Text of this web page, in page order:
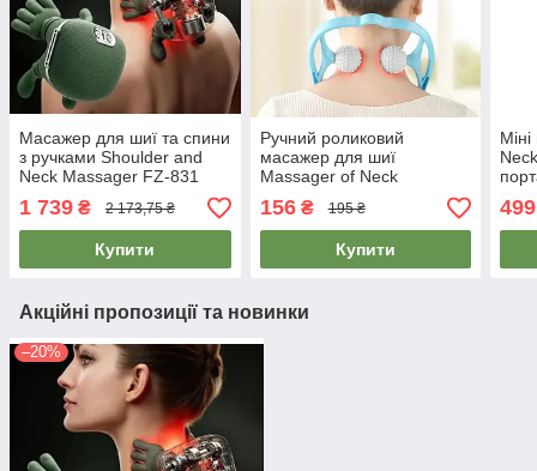
Масажер для шиї та спини
з ручками Shoulder and
Neck Massager FZ-831
Зелений, електричний
масажер для всього тіла
1 739 ₴ 2 173,75 ₴
Купити
Ручний роликовий
масажер для шиї
Massager of Neck
Kneading Синій, масажер
для ніг, спини, рук
156₴ 195 ₴
Купити
499
Акційні пропозиції та новинки
–20%